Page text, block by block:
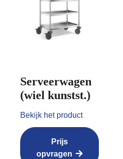
Serveerwagen
(wiel kunstst.)
Bekijk het product
Prijs
opvragen